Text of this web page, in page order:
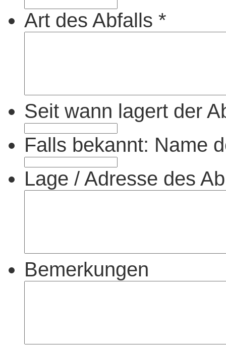
Art des Abfalls *
Seit wann lagert der
Falls bekannt: Name
Lage / Adresse des
Bemerkungen